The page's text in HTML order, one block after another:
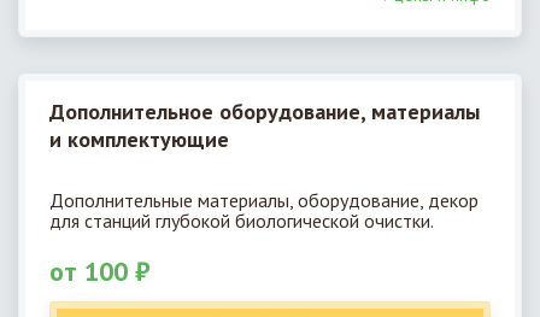
Дополнительное оборудование, материалы
и комплектующие
Дополнительные материалы, оборудование, декор
для станций глубокой биологической очистки.
от 100 ₽